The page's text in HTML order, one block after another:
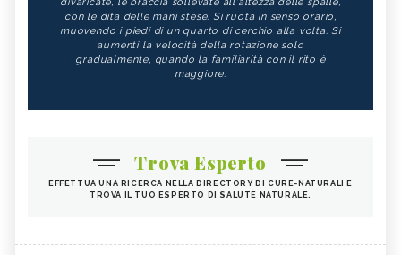
divaricate, le braccia sollevate all'altezza delle spalle,
con le dita delle mani stese. Si ruota in senso orario,
muovendo i piedi di un quarto di cerchio alla volta. Si
aumenti la velocità della rotazione solo
gradualmente, quando la familiarità con il rito è
maggiore.
Trova Esperto
EFFETTUA UNA RICERCA NELLA DIRECTORY DI CURE-NATURALI E
TROVA IL TUO ESPERTO DI SALUTE NATURALE.